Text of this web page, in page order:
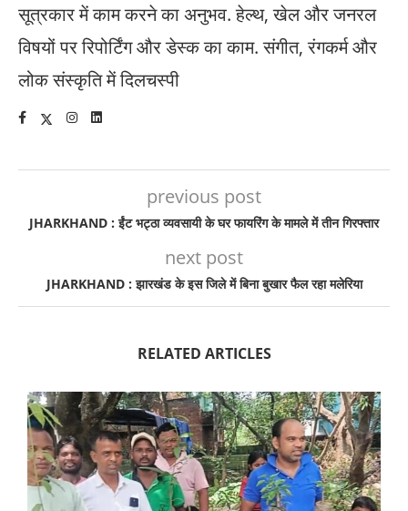
सूत्रकार में काम करने का अनुभव. हेल्थ, खेल और जनरल
विषयों पर रिपोर्टिंग और डेस्क का काम. संगीत, रंगकर्म और
लोक संस्कृति में दिलचस्पी
previous post
JHARKHAND : ईंट भट्ठा व्यवसायी के घर फायरिंग के मामले में तीन गिरफ्तार
next post
JHARKHAND : झारखंड के इस जिले में बिना बुखार फैल रहा मलेरिया
RELATED ARTICLES